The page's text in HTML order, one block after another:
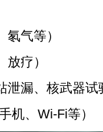
气等）
疗）
泄漏、核武器试
机、Wi-Fi等）